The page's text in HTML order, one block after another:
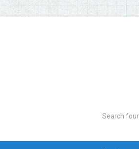
Search